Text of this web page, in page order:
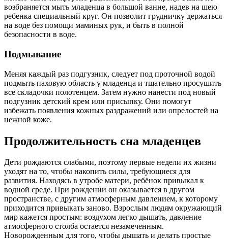
возбраняется мыть младенца в большой ванне, надев на шею
ребенка специальный круг. Он позволит грудничку держаться
на воде без помощи маминых рук, и быть в полной
безопасности в воде.
Подмывание
Меняя каждый раз подгузник, следует под проточной водой
подмыть паховую область у младенца и тщательно просушить
все складочки полотенцем. Затем нужно нанести под новый
подгузник детский крем или присыпку. Они помогут
избежать появления кожных раздражений или опрелостей на
нежной коже.
Продолжительность сна младенцев
Дети рождаются слабыми, поэтому первые недели их жизни
уходят на то, чтобы накопить силы, требующиеся для
развития. Находясь в утробе матери, ребёнок привыкал к
водной среде. При рождении он оказывается в другом
пространстве, с другим атмосферным давлением, к которому
приходится привыкать заново. Взрослым людям окружающий
мир кажется простым: воздухом легко дышать, давление
атмосферного столба остается незамеченным.
Новорожденным для того, чтобы дышать и делать простые